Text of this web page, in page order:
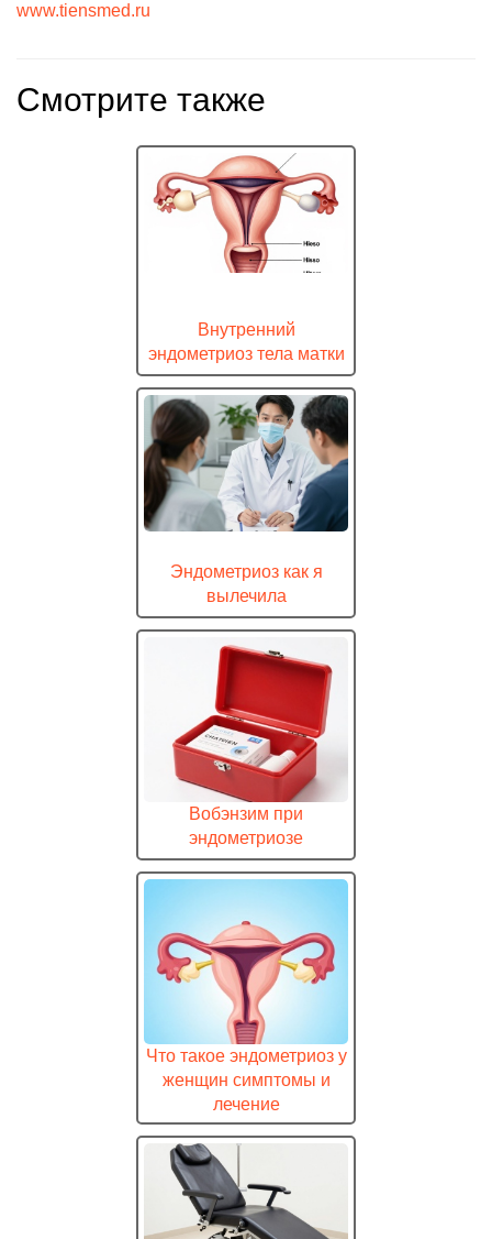
www.tiensmed.ru
Смотрите также
Внутренний
эндометриоз тела матки
Эндометриоз как я
вылечила
Вобэнзим при
эндометриозе
Что такое эндометриоз у
женщин симптомы и
лечение